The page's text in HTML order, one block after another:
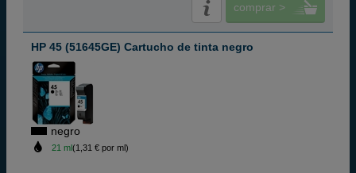
comprar >
HP 45 (51645GE) Cartucho de tinta negro
negro
21 ml(1,31 € por ml)